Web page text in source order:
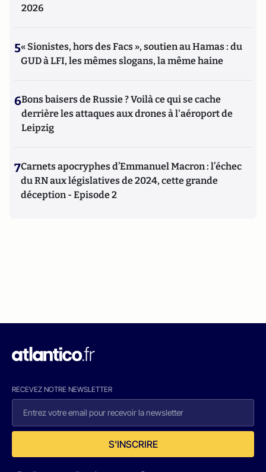
2026
5« Sionistes, hors des Facs », soutien au Hamas : du
GUD à LFI, les mêmes slogans, la même haine
6Bons baisers de Russie ? Voilà ce qui se cache
derrière les attaques aux drones à l'aéroport de
Leipzig
7Carnets apocryphes d’Emmanuel Macron : l’échec
du RN aux législatives de 2024, cette grande
déception - Episode 2
RECEVEZ NOTRE NEWSLETTER
S'INSCRIRE